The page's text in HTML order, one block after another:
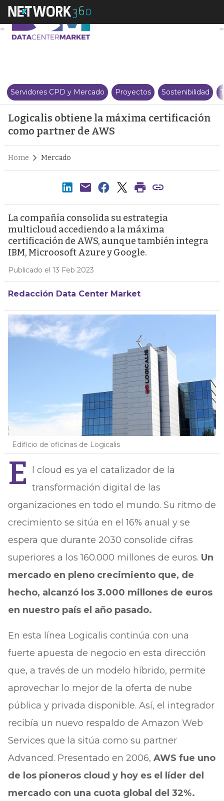
Logicalis obtiene la máxima
Servidores CPD y Mercado Proyectos Sostenibilidad
Logicalis obtiene la máxima certificación
como partner de AWS
Home Mercado
La compañía consolida su estrategia
multicloud accediendo a la máxima
certificación de AWS, aunque también integra
IBM, Microosoft Azure y Google.
Publicado el 13 Feb 2023
Redacción Data Center Market
Edificio de oficinas de Logicalis
E
l cloud es ya el catalizador de la
transformación digital de las
organizaciones en todo el mundo. Su ritmo de
crecimiento se sitúa en el 16% anual y se
espera que durante 2030 consolide cifras
superiores a los 160.000 millones de euros. Un
mercado en pleno crecimiento que, de
hecho, alcanzó los 3.000 millones de euros
en nuestro país el año pasado.
En esta línea Logicalis continúa con una
fuerte apuesta de negocio en esta dirección
que, a través de un modelo híbrido, permite
aprovechar lo mejor de la oferta de nube
pública y privada disponible. Así, el integrador
recibía un nuevo respaldo de Amazon Web
Services que la sitúa como su partner
Advanced. Presentado en 2006, AWS fue uno
de los pioneros cloud y hoy es el líder del
mercado con una cuota global del 32%.